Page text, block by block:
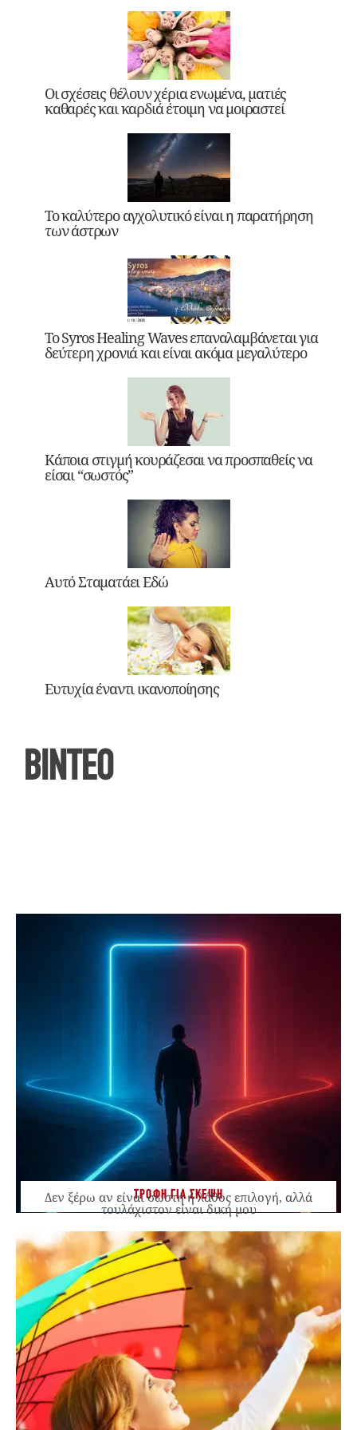
Οι σχέσεις θέλουν χέρια ενωμένα, ματιές
καθαρές και καρδιά έτοιμη να μοιραστεί
Το καλύτερο αγχολυτικό είναι η παρατήρηση
των άστρων
Το Syros Healing Waves επαναλαμβάνεται για
δεύτερη χρονιά και είναι ακόμα μεγαλύτερο
Κάποια στιγμή κουράζεσαι να προσπαθείς να
είσαι “σωστός”
Αυτό Σταματάει Εδώ
Ευτυχία έναντι ικανοποίησης
ΒΙΝΤΕΟ
ΤΡΟΦΗ ΓΙΑ ΣΚΕΨΗ
Δεν ξέρω αν είναι σωστή ή λάθος επιλογή, αλλά
τουλάχιστον είναι δική μου